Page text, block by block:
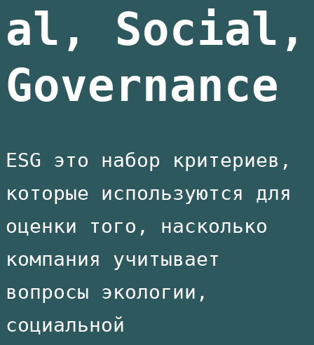
al, Social,
Governance
ESG это набор критериев,
которые используются для
оценки того, насколько
компания учитывает
вопросы экологии,
социальной